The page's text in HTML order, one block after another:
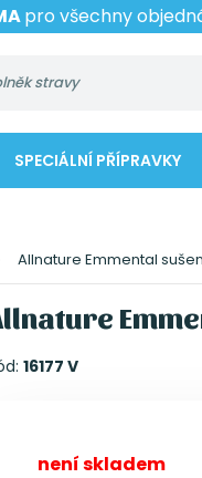
pro všechny
SPECIÁLNÍ PŘÍPRAVKY
Allnature Emmental
16177 V
není skladem